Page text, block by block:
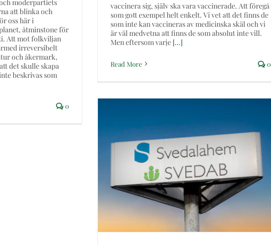
moderpartiets
att blinka och
oss här i
åtminstone för
Att mot folkviljan
irreversibelt
och åkermark,
det skulle skapa
beskrivas som
0
vaccinera sig, själv ska vara vaccinerade. Att föregå
som gott exempel helt enkelt. Vi vet att det finns de
som inte kan vaccineras av medicinska skäl och vi
är väl medvetna att finns de som absolut inte vill.
Men eftersom varje[...]
Read More 0
Upphandlingen stoppad